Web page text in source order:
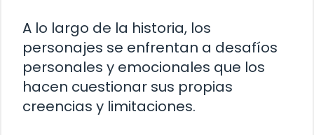
A lo largo de la historia, los
personajes se enfrentan a desafíos
personales y emocionales que los
hacen cuestionar sus propias
creencias y limitaciones.